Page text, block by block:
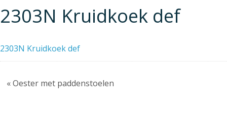
2303N Kruidkoek def
2303N Kruidkoek def
« Oester met paddenstoelen